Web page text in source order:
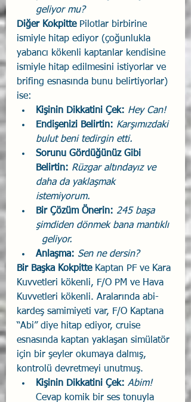
geliyor mu?
Diğer Kokpitte Pilotlar birbirine
ismiyle hitap ediyor (çoğunlukla
yabancı kökenli kaptanlar kendisine
ismiyle hitap edilmesini istiyorlar ve
brifing esnasında bunu belirtiyorlar)
ise:
Kişinin Dikkatini Çek: Hey Can!
Endişenizi Belirtin: Karşımızdaki
bulut beni tedirgin etti.
Sorunu Gördüğünüz Gibi
Belirtin: Rüzgar altındayız ve
daha da yaklaşmak
istemiyorum.
Bir Çözüm Önerin: 245 başa
şimdiden dönmek bana mantıklı
  geliyor.
Anlaşma: Sen ne dersin?
Bir Başka Kokpitte Kaptan PF ve Kara
Kuvvetleri kökenli, F/O PM ve Hava
Kuvvetleri kökenli. Aralarında abi-
kardeş samimiyeti var, F/O Kaptana
“Abi” diye hitap ediyor, cruise
esnasında kaptan yaklaşan simülatör
için bir şeyler okumaya dalmış,
kontrolü devretmeyi unutmuş.
Kişinin Dikkatini Çek: Abim!
Cevap komik bir ses tonuyla